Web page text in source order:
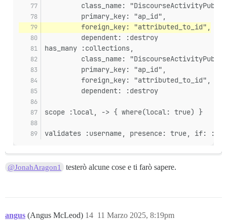
11:02
[Discourse Activity Pub] La richiesta POST a https://
11:02
[Discourse Activity Pub] https://
11:02
[Discourse Activity Pub] La richiesta POST a
11:02
[Discourse Activity Pub] https://
class_name:
         primary_key: "ap_id",
         foreign_key: "attributed_to_id",
         dependent: :destroy
has_many :collections,
class_name:
         primary_key: "ap_id",
         foreign_key: "attributed_to_id",
         dependent: :destroy
scope :local, -> { where(local: true) }
validates :username, presence: true, if:
@JonahAragon1 testerò alcune cose e ti farò sapere.
angus (Angus McLeod) 11 Marzo 2025, 8:19pm
14